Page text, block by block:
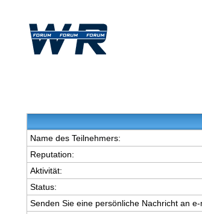
Name des Teilnehmers:
Reputation:
Aktivität:
Status:
Senden Sie eine persönliche Nachricht an e-